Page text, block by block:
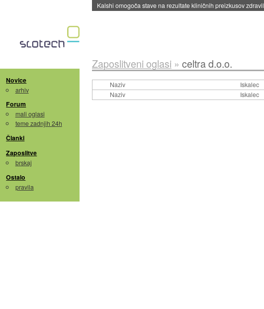
Kalshi omogoča stave na rezultate kliničnih preizkusov zdravil
Novice
arhiv
Forum
mali oglasi
teme zadnjih 24h
Članki
Zaposlitve
brskaj
Ostalo
pravila
Zaposlitveni oglasi » celtra d.o.o.
Naziv Iskalec
Naziv
Iskalec